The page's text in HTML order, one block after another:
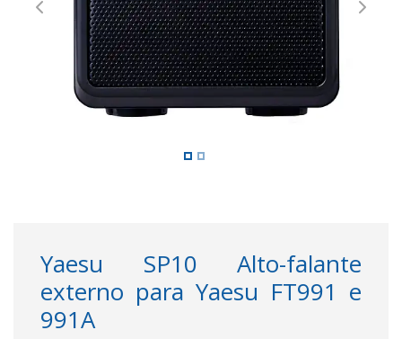
Previous Next
Yaesu SP10 Alto-falante
externo para Yaesu FT991 e
991A